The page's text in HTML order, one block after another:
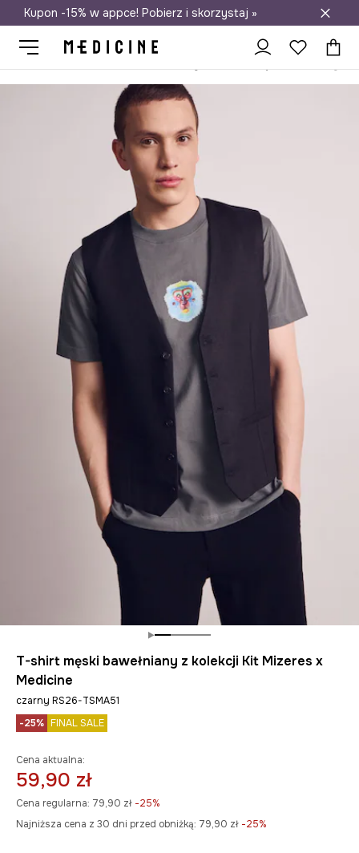
Darmowa dostawa do salonów
Kupon -15% w appce! Pobierz i skorzystaj »
T-shirt męski bawełniany z kolekcji Kit Mizeres x
Medicine
czarny RS26-TSMA51
-25% FINAL SALE
Cena aktualna:
59,90 zł
Cena regularna: 79,90 zł -25%
Najniższa cena z 30 dni przed obniżką: 79,90 zł -25%